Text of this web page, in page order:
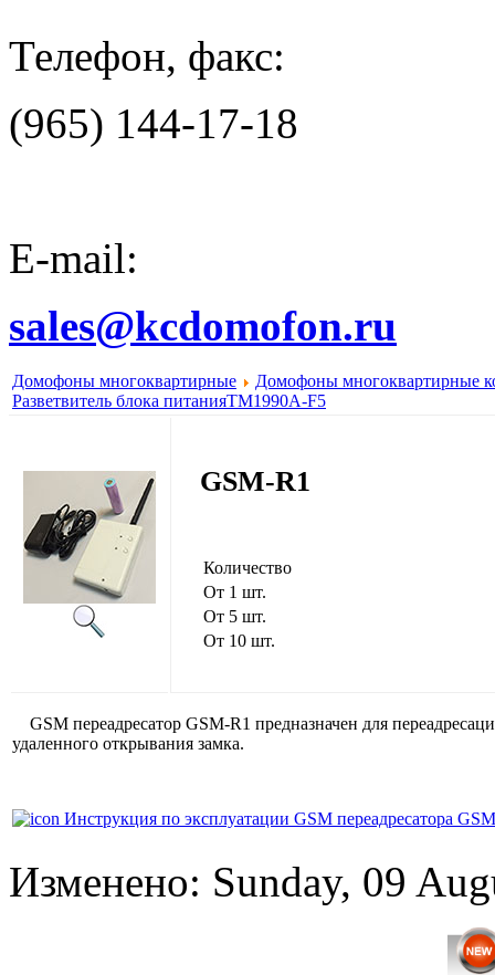
Телефон, факс:
(965) 144-17-18
E-mail:
sales@kcdomofon.ru
Домофоны многоквартирные
Домофоны многоквартирные
Разветвитель блока питанияTM1990A-F5
GSM-R1
Количество
От 1 шт.
От 5 шт.
От 10 шт.
GSM переадресатор GSM-R1 предназначен для
удаленного открывания замка.
Инструкция по эксплуатации GSM переадресатора
Изменено: Sunday, 09